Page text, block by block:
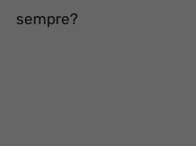
sempre?